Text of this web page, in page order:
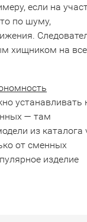
если на
по шуму,
хищником на
устанавливать
— там
из каталога
от сменных
изделие